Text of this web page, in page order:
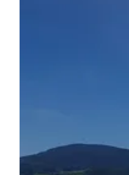
Inspiración fotográfica